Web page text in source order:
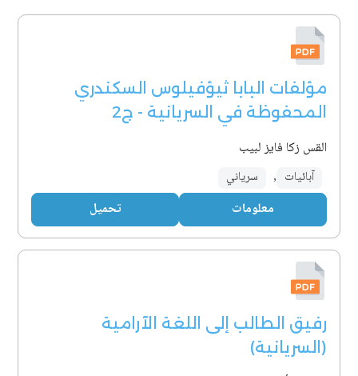
مؤلفات البابا ثيؤفيلوس السكندري
المحفوظة في السريانية - ج2
القس زكا فايز لبيب
آبائيات , سرياني
معلومات تحميل
رفيق الطالب إلى اللغة الآرامية
(السريانية)